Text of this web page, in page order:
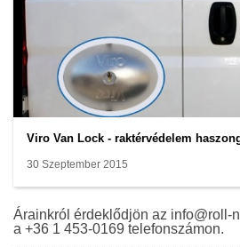
Viro Van Lock - raktérvédelem
30 Szeptember 2015
Árainkról érdeklődjön az info@roll-
a +36 1 453-0169 telefonszámon.